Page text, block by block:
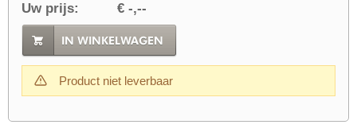
Uw prijs: € -,--
IN WINKELWAGEN
Product niet leverbaar